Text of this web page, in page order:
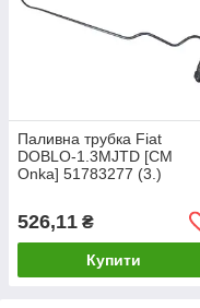
Паливна трубка Fiat
DOBLO-1.3MJTD [CM
Onka] 51783277 (3.)
526,11 ₴
Купити